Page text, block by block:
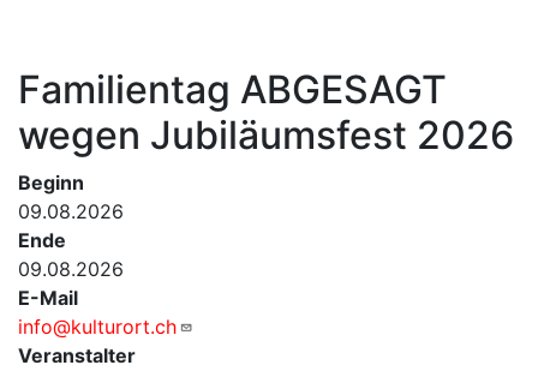
Familientag ABGESAGT
wegen Jubiläumsfest 2026
Beginn
09.08.2026
Ende
09.08.2026
E-Mail
info@kulturort.ch
Veranstalter